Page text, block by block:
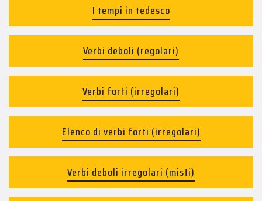
I tempi in tedesco
Verbi deboli (regolari)
Verbi forti (irregolari)
Elenco di verbi forti (irregolari)
Verbi deboli irregolari (misti)